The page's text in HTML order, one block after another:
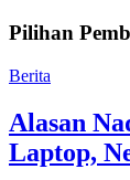
Pilihan
Berita
Alasan
Laptop,